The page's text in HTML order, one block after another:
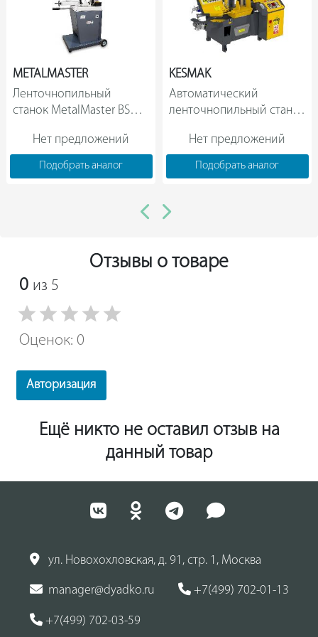
линии реза при работе с материалами различной
METALMASTER
Ленточнопильный
станок MetalMaster BSM-
Нет предложений
Подобрать аналог
KESMAK
Автоматический
ленточнопильный станок
Нет предложений
Подобрать аналог
Отзывы о товаре
0 из 5
Оценок: 0
Авторизация
Ещё никто не оставил отзыв на
данный товар
ул. Новохохловская, д. 91, стр. 1, Москва
manager@dyadko.ru +7(499) 702-01-13
+7(499) 702-03-59